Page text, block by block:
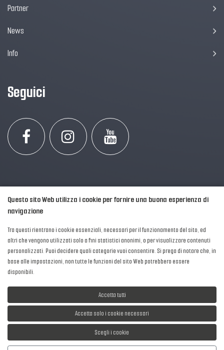
Partner
News
Info
Seguici
2016-2026 © AIPFM - Festa della Musica Italia Tutti i Diritti Riservati.
Privacy Policy
| Cookies
Sviluppato daNewMediaConsulting
Questo sito Web utilizza i cookie per fornire una buona esperienza di
navigazione
Tra questi rientrano i cookie essenziali, necessari per il funzionamento del sito, ed
altri che vengono utilizzati solo a fini statistici anonimi, o per visualizzare contenuti
personalizzati. Puoi decidere quali categorie vuoi consentire. Si prega di notare che, in
base alle impostazioni, non tutte le funzioni del sito Web potrebbero essere
disponibili.
Accetta tutti
Accetta solo i cookie necessari
Scegli i cookie